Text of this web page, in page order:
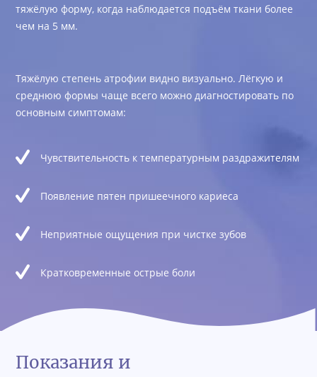
тяжёлую форму, когда наблюдается подъём ткани более
чем на 5 мм.
Тяжёлую степень атрофии видно визуально. Лёгкую и
среднюю формы чаще всего можно диагностировать по
основным симптомам:
Чувствительность к температурным раздражителям
Появление пятен пришеечного кариеса
Неприятные ощущения при чистке зубов
Кратковременные острые боли
Показания и